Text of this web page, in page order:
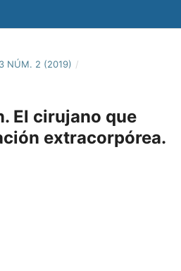
NÚM. 2 (2019) /
El cirujano que
extracorpórea.